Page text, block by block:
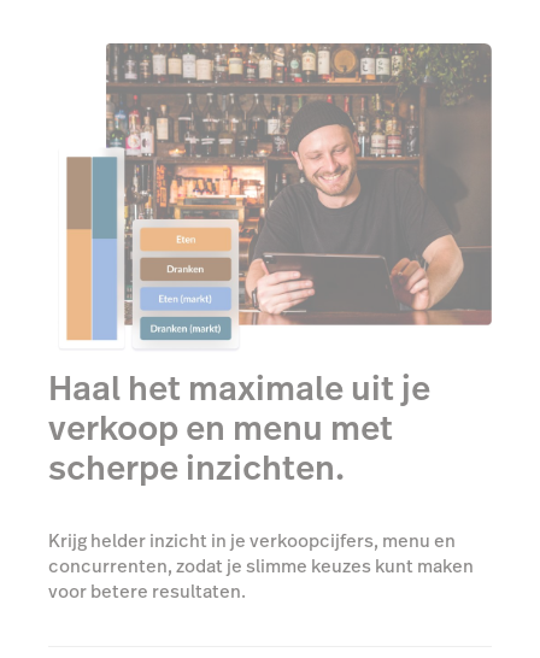
Haal het maximale uit je
verkoop en menu met
scherpe inzichten.
Krijg helder inzicht in je verkoopcijfers, menu en
concurrenten, zodat je slimme keuzes kunt maken
voor betere resultaten.